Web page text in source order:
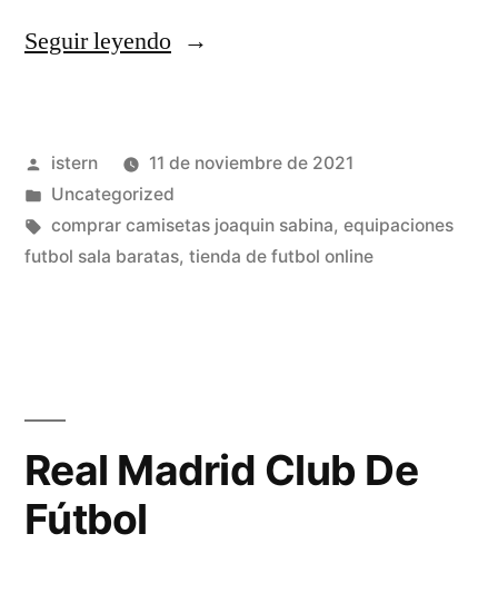
Seguir leyendo«Real
Publicado
por
istern
11 de noviembre de 2021
Publicado
en
Uncategorized
Etiquetas:
comprar camisetas joaquin sabina, equipaciones
futbol sala baratas, tienda de futbol online
Real Madrid Club De
Fútbol